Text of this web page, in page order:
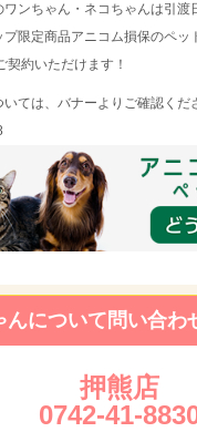
ワンちゃん・ネコちゃんは引渡
プ限定商品アニコム損保のペッ
契約いただけます！
ては、バナーよりご確認くだ
んについて問い合わ
押熊店
0742-41-